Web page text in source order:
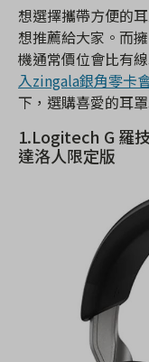
想選擇攜帶方便的
想推薦給大家。而
機通常價位會比有
入zingala銀角零卡
下，選購喜愛的耳
1.Logitech G 羅技
達洛人限定版